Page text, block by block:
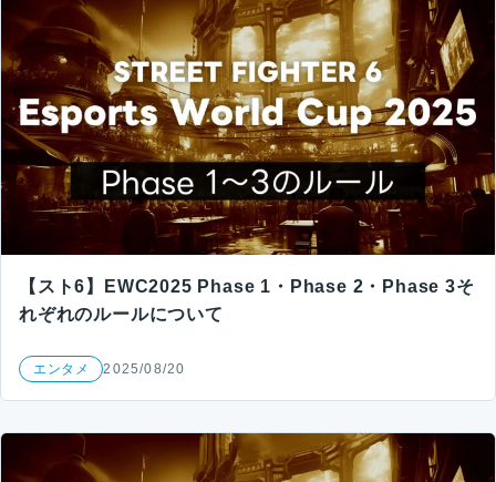
【スト6】EWC2025 Phase 1・Phase 2・Phase 3そ
れぞれのルールについて
エンタメ 2025/08/20